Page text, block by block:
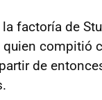
factoría de
compitió
de